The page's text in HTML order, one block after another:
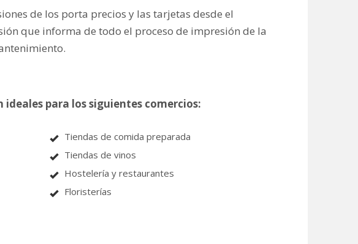
de los porta precios y las tarjetas desde el
que informa de todo el proceso de impresión de la
para los siguientes comercios:
Tiendas de comida preparada
Tiendas de vinos
Hostelería y restaurantes
Floristerías